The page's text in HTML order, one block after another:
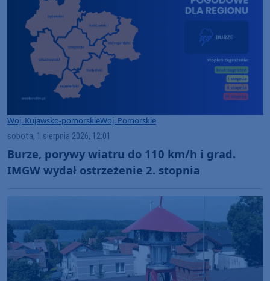
Woj. Kujawsko-pomorskieWoj. Pomorskie
sobota, 1 sierpnia 2026, 12:01
Burze, porywy wiatru do 110 km/h i grad.
IMGW wydał ostrzeżenie 2. stopnia